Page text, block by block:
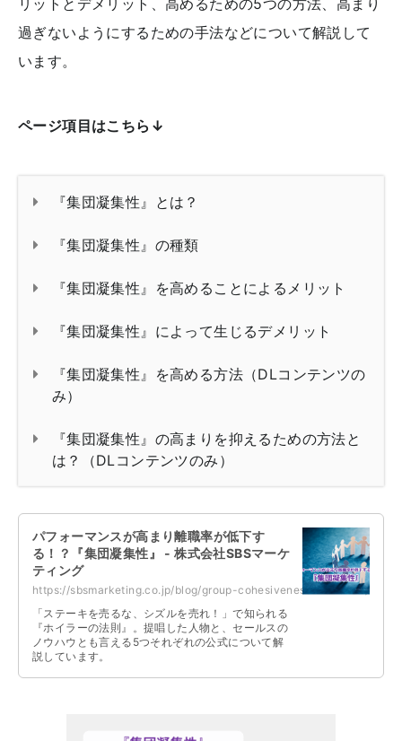
過ぎないようにするための手法などについて解説して
います。
ページ項目はこちら↓
『集団凝集性』とは？
『集団凝集性』の種類
『集団凝集性』を高めることによるメリット
『集団凝集性』によって生じるデメリット
『集団凝集性』を高める方法（DLコンテンツの
み）
『集団凝集性』の高まりを抑えるための方法と
は？（DLコンテンツのみ）
パフォーマンスが高まり離職率が低下す
る！？『集団凝集性』 - 株式会社SBSマーケ
ティング
https://sbsmarketing.co.jp/blog/group-cohesiveness-2025-04/
「ステーキを売るな、シズルを売れ！」で知られる
『ホイラーの法則』。提唱した人物と、セールスの
ノウハウとも言える5つそれぞれの公式について解
説しています。